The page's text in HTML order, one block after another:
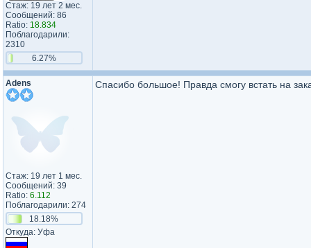
Стаж: 19 лет 2 мес.
Сообщений: 86
Ratio: 18.834
Поблагодарили:
2310
6.27%
Adens
Стаж: 19 лет 1 мес.
Сообщений: 39
Ratio: 6.112
Поблагодарили: 274
18.18%
Откуда: Уфа
Спасибо большое! Правда смогу встать на